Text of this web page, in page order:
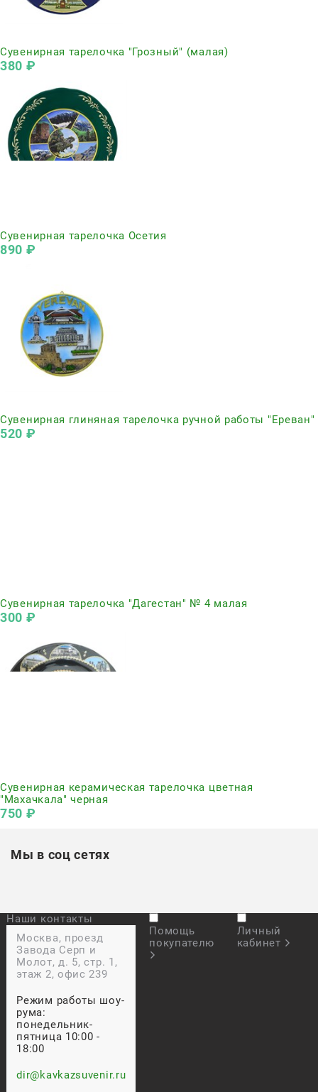
Сувенирная тарелочка "Грозный" (малая)
380 ₽
Сувенирная тарелочка Осетия
890 ₽
Сувенирная глиняная тарелочка ручной работы "Ереван"
520 ₽
Сувенирная тарелочка "Дагестан" № 4 малая
300 ₽
Сувенирная керамическая тарелочка цветная
"Махачкала" черная
750 ₽
Мы в соц сетях
Наши контакты
Москва, проезд
Завода Серп и
Молот, д. 5, стр. 1,
этаж 2, офис 239
Режим работы шоу-
рума:
понедельник-
пятница 10:00 -
18:00
dir@kavkazsuvenir.ru
Помощь
покупателю
Личный
кабинет